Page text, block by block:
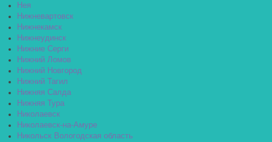
Нея
Нижневартовск
Нижнекамск
Нижнеудинск
Нижние Серги
Нижний Ломов
Нижний Новгород
Нижний Тагил
Нижняя Салда
Нижняя Тура
Николаевск
Николаевск-на-Амуре
Никольск Вологодская область